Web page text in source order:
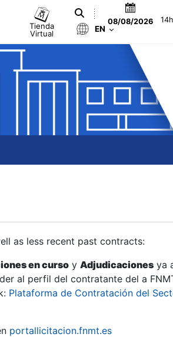
Tienda
Virtual
08/08/2026
EN
as less recent past contracts:
en curso y Adjudicaciones ya
al perfil del contratante del a
Plataforma de Contratación del
portallicitacion.fnmt.es